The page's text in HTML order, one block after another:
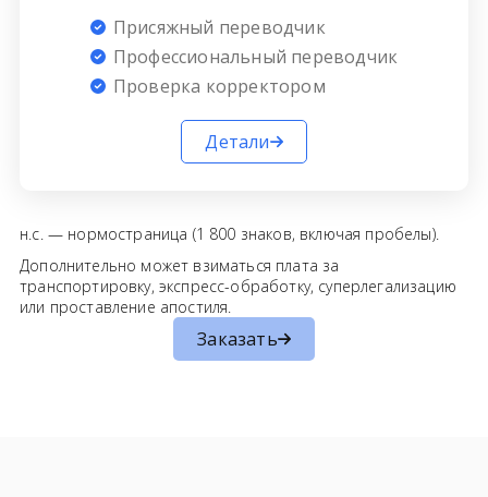
Присяжный переводчик
Профессиональный переводчик
Проверка корректором
Детали
н.с. — нормостраница (1 800 знаков, включая пробелы).
Дополнительно может взиматься плата за
транспортировку, экспресс-обработку, суперлегализацию
или проставление апостиля.
Заказать